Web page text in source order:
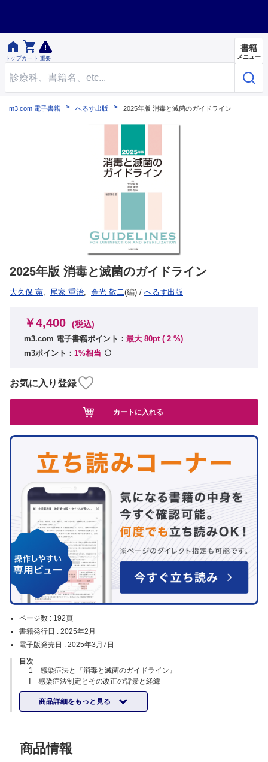

トップ

カート 重要
書籍
メニュー
m3.com 電子書籍 へるす出版 2025年版 消毒と滅菌のガイドライン
2025年版 消毒と滅菌のガイドライン
大久保 憲, 尾家 重治, 金光 敬二(編) / へるす出版
ページ数 : 192頁
書籍発行日 : 2025年2月
電子版発売日 : 2025年3月7日
目次
1 感染症法と『消毒と滅菌のガイドライン』
Ⅰ 感染症法制定とその改正の背景と経緯
Ⅱ 感染症法のポイント
Ⅲ 感染症法における消毒について
2 消毒・滅菌の基本
Ⅲ 消毒の基礎知識
3 消毒薬
商品詳細をもっと見る
￥4,400 (税込)
m3.com 電子書籍ポイント： 最大 80pt ( 2 %)
m3ポイント： 1%相当
お気に入り登録
カートに入れる
商品情報